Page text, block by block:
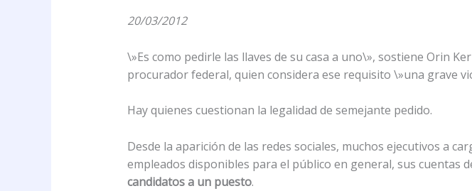
20/03/2012
\»Es como pedirle las llaves de su casa a uno\», sostiene Orin
procurador federal, quien considera ese requisito \»una grave
Hay quienes cuestionan la legalidad de semejante pedido.
Desde la aparición de las redes sociales, muchos ejecutivos a
empleados disponibles para el público en general, sus cuentas
candidatos a un puesto.